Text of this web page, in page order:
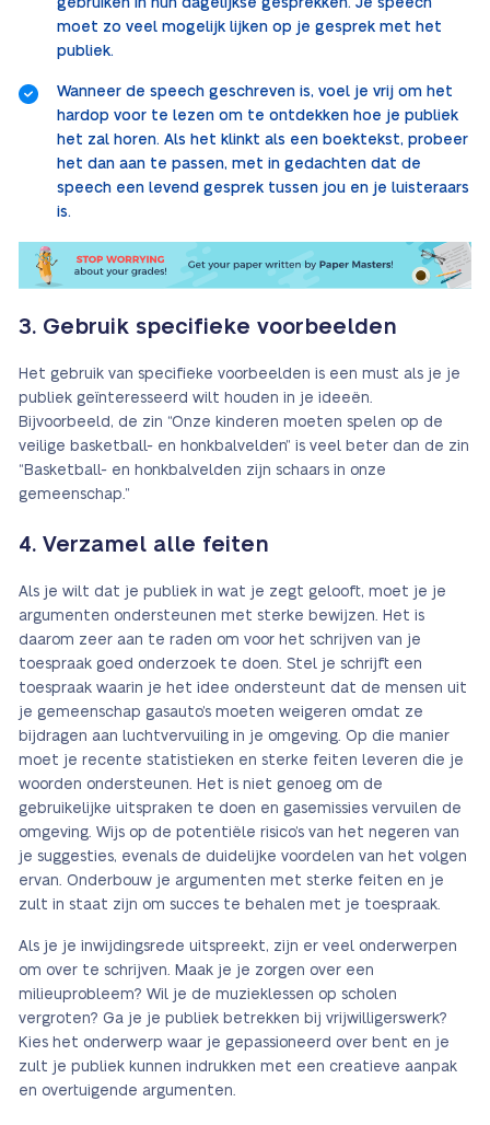
gebruiken in hun dagelijkse gesprekken. Je speech
moet zo veel mogelijk lijken op je gesprek met het
publiek.
Wanneer de speech geschreven is, voel je vrij om het
hardop voor te lezen om te ontdekken hoe je publiek
het zal horen. Als het klinkt als een boektekst, probeer
het dan aan te passen, met in gedachten dat de
speech een levend gesprek tussen jou en je luisteraars
is.
3. Gebruik specifieke voorbeelden
Het gebruik van specifieke voorbeelden is een must als je je
publiek geïnteresseerd wilt houden in je ideeën.
Bijvoorbeeld, de zin “Onze kinderen moeten spelen op de
veilige basketball- en honkbalvelden” is veel beter dan de zin
“Basketball- en honkbalvelden zijn schaars in onze
gemeenschap.”
4. Verzamel alle feiten
Als je wilt dat je publiek in wat je zegt gelooft, moet je je
argumenten ondersteunen met sterke bewijzen. Het is
daarom zeer aan te raden om voor het schrijven van je
toespraak goed onderzoek te doen. Stel je schrijft een
toespraak waarin je het idee ondersteunt dat de mensen uit
je gemeenschap gasauto’s moeten weigeren omdat ze
bijdragen aan luchtvervuiling in je omgeving. Op die manier
moet je recente statistieken en sterke feiten leveren die je
woorden ondersteunen. Het is niet genoeg om de
gebruikelijke uitspraken te doen en gasemissies vervuilen de
omgeving. Wijs op de potentiële risico’s van het negeren van
je suggesties, evenals de duidelijke voordelen van het volgen
ervan. Onderbouw je argumenten met sterke feiten en je
zult in staat zijn om succes te behalen met je toespraak.
Als je je inwijdingsrede uitspreekt, zijn er veel onderwerpen
om over te schrijven. Maak je je zorgen over een
milieuprobleem? Wil je de muzieklessen op scholen
vergroten? Ga je je publiek betrekken bij vrijwilligerswerk?
Kies het onderwerp waar je gepassioneerd over bent en je
zult je publiek kunnen indrukken met een creatieve aanpak
en overtuigende argumenten.